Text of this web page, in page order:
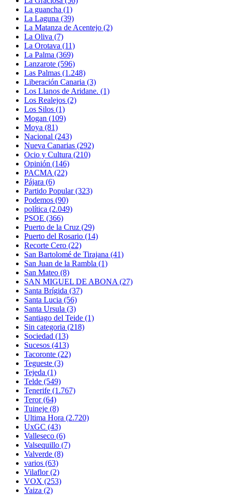
La guancha (1)
La Laguna (39)
La Matanza de Acentejo (2)
La Oliva (7)
La Orotava (11)
La Palma (369)
Lanzarote (596)
Las Palmas (1.248)
Liberación Canaria (3)
Los Llanos de Aridane. (1)
Los Realejos (2)
Los Silos (1)
Mogan (109)
Moya (81)
Nacional (243)
Nueva Canarias (292)
Ocio y Cultura (210)
Opinión (146)
PACMA (22)
Pájara (6)
Partido Popular(323)
Podemos (90)
política (2.049)
PSOE (366)
Puerto de la Cruz (29)
Puerto del Rosario (14)
Recorte Cero (22)
San Bartolomé de Tirajana (41)
San Juan de la Rambla (1)
San Mateo (8)
SAN MIGUEL DE ABONA (27)
Santa Brígida (37)
Santa Lucia (56)
Santa Ursula (3)
Santiago del Teide (1)
Sin categoria (218)
Sociedad (13)
Sucesos (413)
Tacoronte (22)
Tegueste (3)
Tejeda (1)
Telde (549)
Tenerife (1.767)
Teror(64)
Tuineje (8)
Ultima Hora (2.720)
UxGC (43)
Valleseco (6)
Valsequillo (7)
Valverde (8)
varios (63)
Vilaflor(2)
VOX (253)
Yaiza (2)